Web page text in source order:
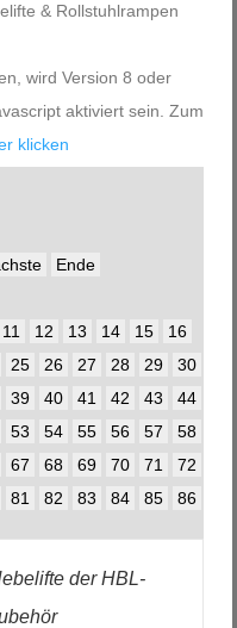
& Rollstuhlrampen
wird Version 8 oder
aktiviert sein. Zum
klicken
Ende
11 12 13 14 15
16
25 26 27 28 29
30
39 40 41 42 43
44
53 54 55 56 57
58
67 68 69 70 71
72
81 82 83 84 85 86
der HBL-